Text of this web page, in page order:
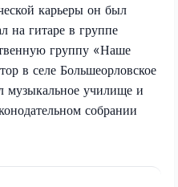
карьеры он был
на гитаре в группе
группу «Наше
в селе Большеорловское
музыкальное училище и
собрании